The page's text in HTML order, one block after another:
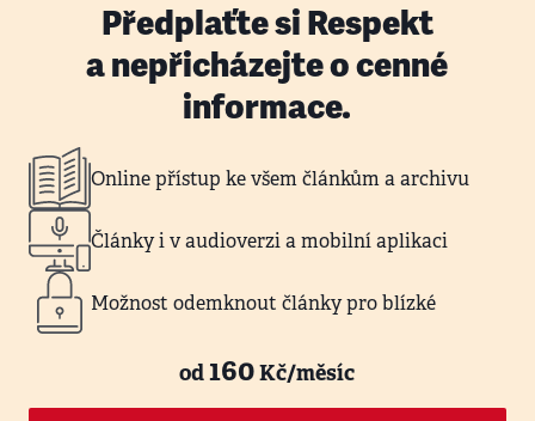
Předplaťte si Respekt
a nepřicházejte o cenné
informace.
Online přístup ke všem článkům a archivu
Články i v audioverzi a mobilní aplikaci
Možnost odemknout články pro blízké
od160Kč/měsíc